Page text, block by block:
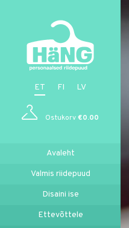
ET FI LV
Ostukorv€0.00
Avaleht
Valmis riidepuud
Disaini ise
Ettevõttele